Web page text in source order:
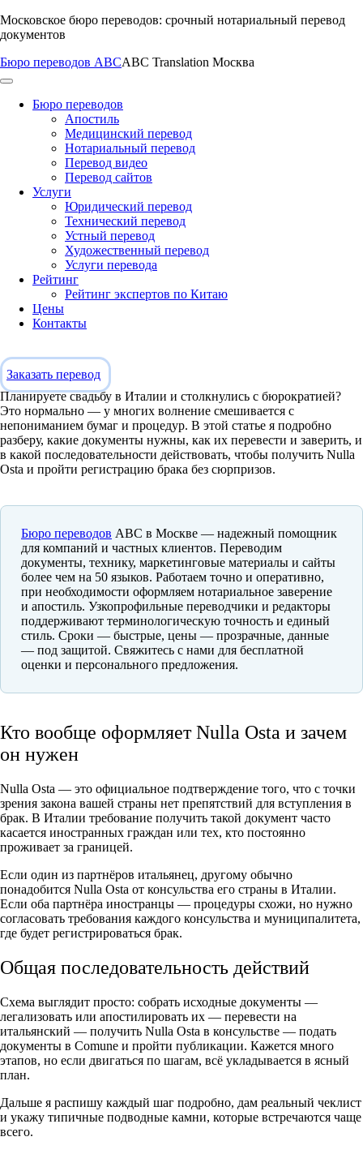
Перейти
к
Московское бюро переводов: срочный нотариальный перевод
документов
Бюро переводов ABCABC Translation Москва
Бюро переводов
Апостиль
Медицинский перевод
Нотариальный перевод
Перевод видео
Перевод сайтов
Услуги
Юридический перевод
Технический перевод
Устный перевод
Художественный перевод
Услуги перевода
Рейтинг
Рейтинг экспертов по Китаю
Цены
Контакты
Заказать перевод
Планируете свадьбу в Италии и столкнулись с бюрократией?
Это нормально — у многих волнение смешивается с
непониманием бумаг и процедур. В этой статье я подробно
разберу, какие документы нужны, как их перевести и заверить, и
в какой последовательности действовать, чтобы получить Nulla
Osta и пройти регистрацию брака без сюрпризов.
Бюро переводов ABC в Москве — надежный помощник
для компаний и частных клиентов. Переводим
документы, технику, маркетинговые материалы и сайты
более чем на 50 языков. Работаем точно и оперативно,
при необходимости оформляем нотариальное заверение
и апостиль. Узкопрофильные переводчики и редакторы
поддерживают терминологическую точность и единый
стиль. Сроки — быстрые, цены — прозрачные, данные
— под защитой. Свяжитесь с нами для бесплатной
оценки и персонального предложения.
Кто вообще оформляет Nulla Osta и зачем
он нужен
Nulla Osta — это официальное подтверждение того, что с точки
зрения закона вашей страны нет препятствий для вступления в
брак. В Италии требование получить такой документ часто
касается иностранных граждан или тех, кто постоянно
проживает за границей.
Если один из партнёров итальянец, другому обычно
понадобится Nulla Osta от консульства его страны в Италии.
Если оба партнёра иностранцы — процедуры схожи, но нужно
согласовать требования каждого консульства и муниципалитета,
где будет регистрироваться брак.
Общая последовательность действий
Схема выглядит просто: собрать исходные документы —
легализовать или апостилировать их — перевести на
итальянский — получить Nulla Osta в консульстве — подать
документы в Comune и пройти публикации. Кажется много
этапов, но если двигаться по шагам, всё укладывается в ясный
план.
Дальше я распишу каждый шаг подробно, дам реальный чеклист
и укажу типичные подводные камни, которые встречаются чаще
всего.